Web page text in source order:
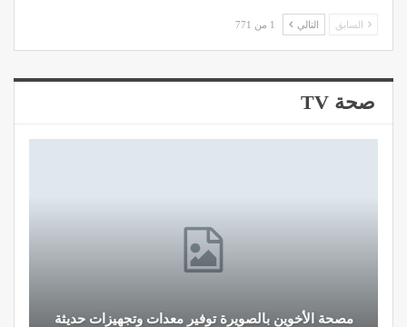
السابق التالي 1 من 771
صحة TV
مصحة الأخوين بالصويرة توفير معدات وتجهيزات حديثة